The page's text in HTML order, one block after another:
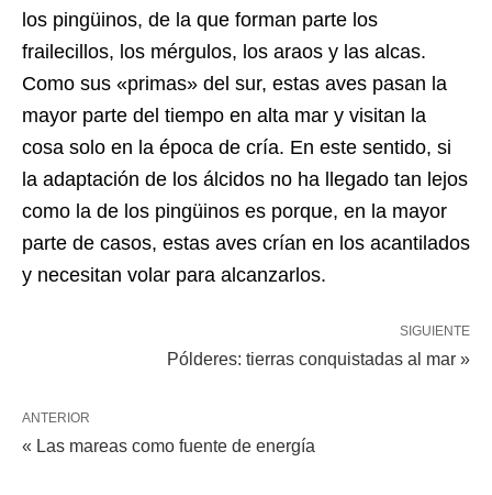
los pingüinos, de la que forman parte los
frailecillos, los mérgulos, los araos y las alcas.
Como sus «primas» del sur, estas aves pasan la
mayor parte del tiempo en alta mar y visitan la
cosa solo en la época de cría. En este sentido, si
la adaptación de los álcidos no ha llegado tan lejos
como la de los pingüinos es porque, en la mayor
parte de casos, estas aves crían en los acantilados
y necesitan volar para alcanzarlos.
SIGUIENTE
Pólderes: tierras conquistadas al mar »
ANTERIOR
« Las mareas como fuente de energía